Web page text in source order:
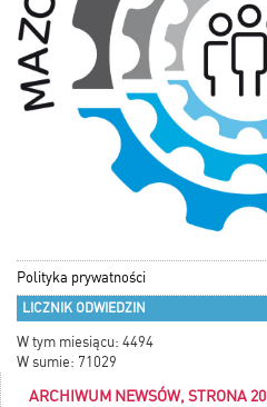
Polityka prywatności
LICZNIK ODWIEDZIN
W tym miesiącu: 4494
W sumie: 71029
ARCHIWUM NEWSÓW, STRONA 20